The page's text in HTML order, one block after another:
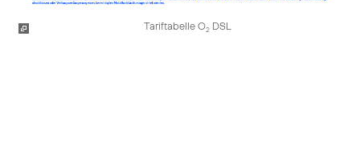
Tariftabelle O2 DSL